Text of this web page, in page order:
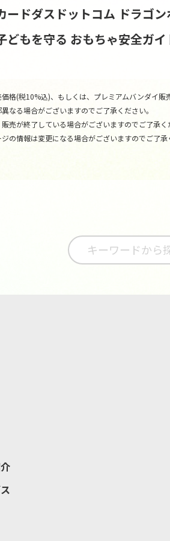
ードダスドットコム ドラゴ
どもを守る おもちゃ安全ガイ
格(税10%込)、もしくは、プレミアムバンダイ販
なる場合がございますのでご了承ください。
売が終了している場合がございますのでご了承く
の情報は変更になる場合がございますのでご了承